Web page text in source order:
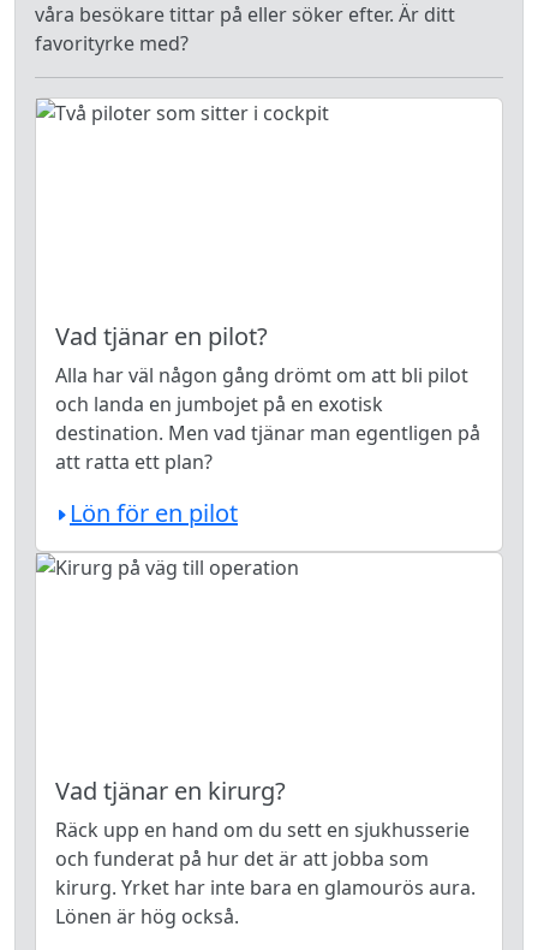
våra besökare tittar på eller söker efter. Är ditt
favorityrke med?
Vad tjänar en pilot?
Alla har väl någon gång drömt om att bli pilot
och landa en jumbojet på en exotisk
destination. Men vad tjänar man egentligen på
att ratta ett plan?
Lön för en pilot
Vad tjänar en kirurg?
Räck upp en hand om du sett en sjukhusserie
och funderat på hur det är att jobba som
kirurg. Yrket har inte bara en glamourös aura.
Lönen är hög också.